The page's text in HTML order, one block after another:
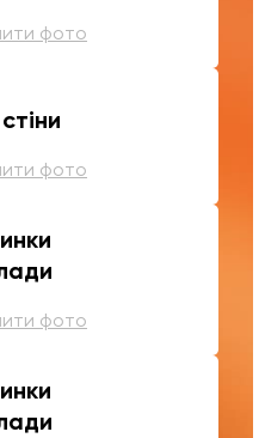
фото
фото
фото